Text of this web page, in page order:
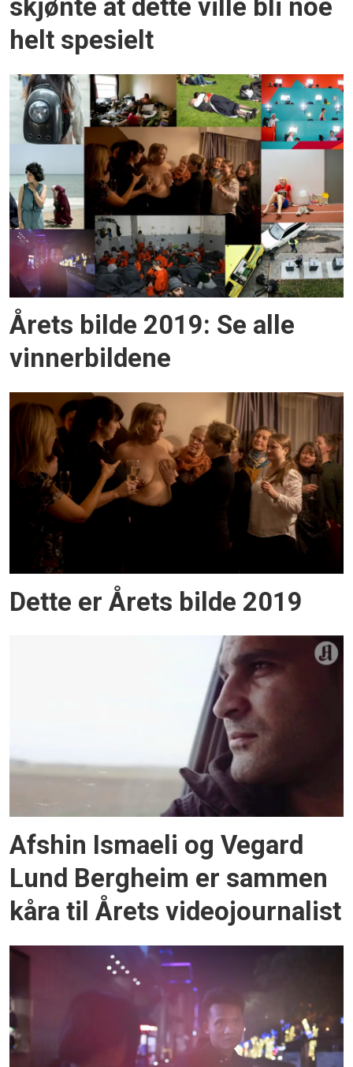
skjønte at dette ville bli noe
helt spesielt
Årets bilde 2019: Se alle
vinnerbildene
Dette er Årets bilde 2019
Afshin Ismaeli og Vegard
Lund Bergheim er sammen
kåra til Årets videojournalist